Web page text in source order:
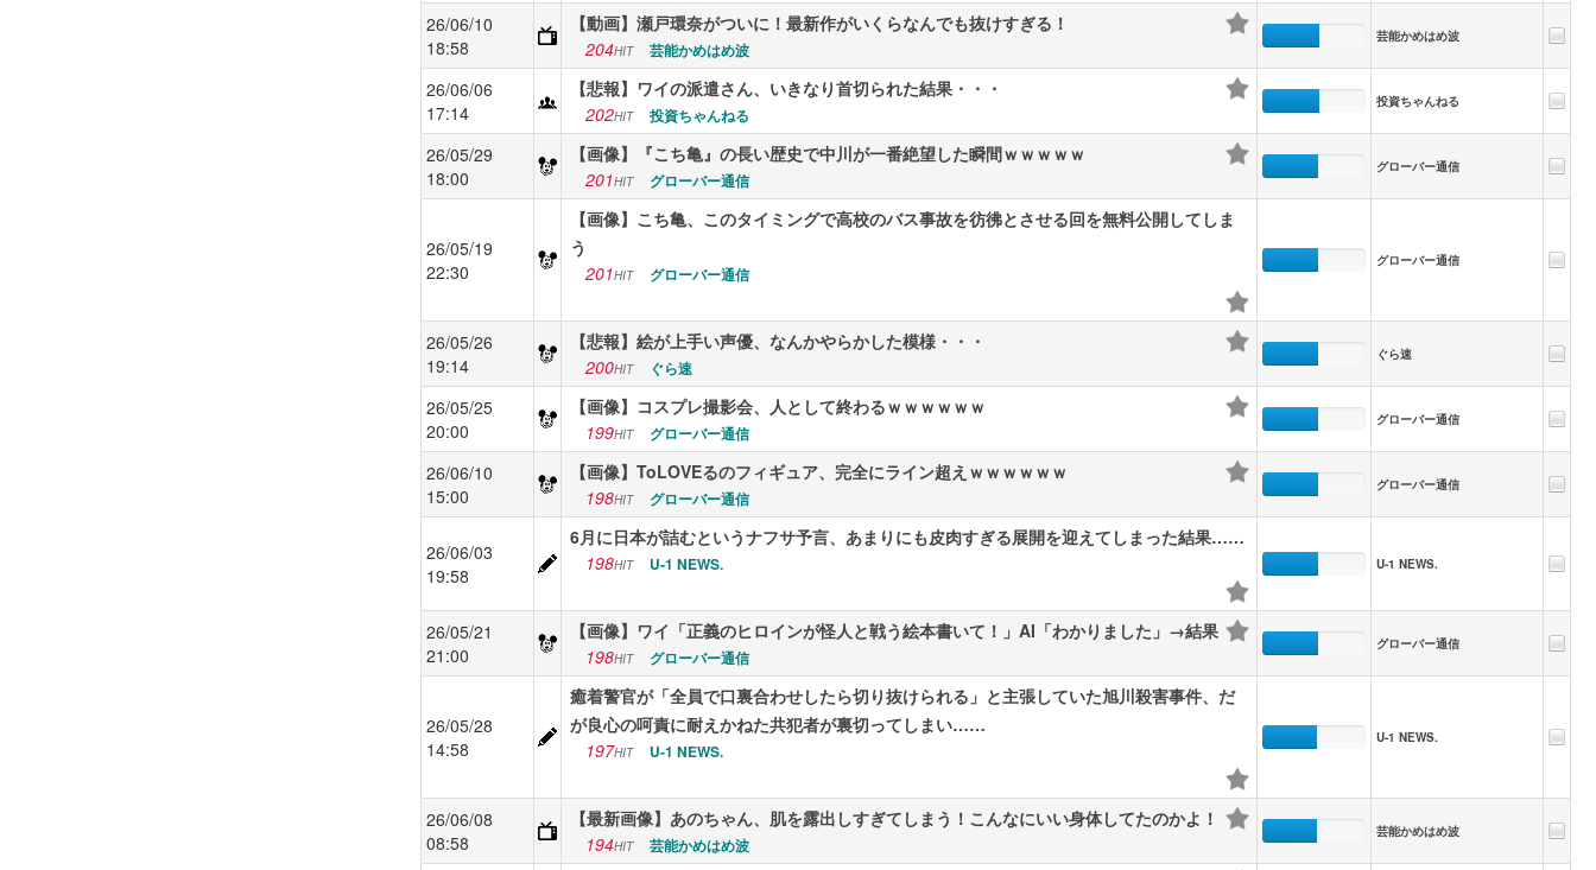
26/06/10
18:58
【動画】瀬戸環奈がついに！最新作がいくらなんでも抜けすぎる！
204HIT 芸能かめはめ波
芸能かめはめ波
26/06/06
17:14
【悲報】ワイの派遣さん、いきなり首切られた結果・・・
202HIT 投資ちゃんねる
投資ちゃんねる
26/05/29
18:00
【画像】『こち亀』の長い歴史で中川が一番絶望した瞬間ｗｗｗｗｗ
201HIT グローバー通信
グローバー通信
26/05/19
22:30
【画像】こち亀、このタイミングで高校のバス事故を彷彿とさせる回を無料公開してしま
う
201HIT グローバー通信
グローバー通信
26/05/26
19:14
【悲報】絵が上手い声優、なんかやらかした模様・・・
200HIT ぐら速
ぐら速
26/05/25
20:00
【画像】コスプレ撮影会、人として終わるｗｗｗｗｗｗ
199HIT グローバー通信
グローバー通信
26/06/10
15:00
【画像】ToLOVEるのフィギュア、完全にライン超えｗｗｗｗｗｗ
198HIT グローバー通信
グローバー通信
26/06/03
19:58
6月に日本が詰むというナフサ予言、あまりにも皮肉すぎる展開を迎えてしまった結果……
198HIT U-1 NEWS. U-1 NEWS.
26/05/21
21:00
【画像】ワイ「正義のヒロインが怪人と戦う絵本書いて！」AI「わかりました」→結果
198HIT グローバー通信
グローバー通信
26/05/28
14:58
癒着警官が「全員で口裏合わせしたら切り抜けられる」と主張していた旭川殺害事件、だ
が良心の呵責に耐えかねた共犯者が裏切ってしまい……
197HIT U-1 NEWS.
U-1 NEWS.
26/06/08
08:58
【最新画像】あのちゃん、肌を露出しすぎてしまう！こんなにいい身体してたのかよ！
194HIT 芸能かめはめ波
芸能かめはめ波